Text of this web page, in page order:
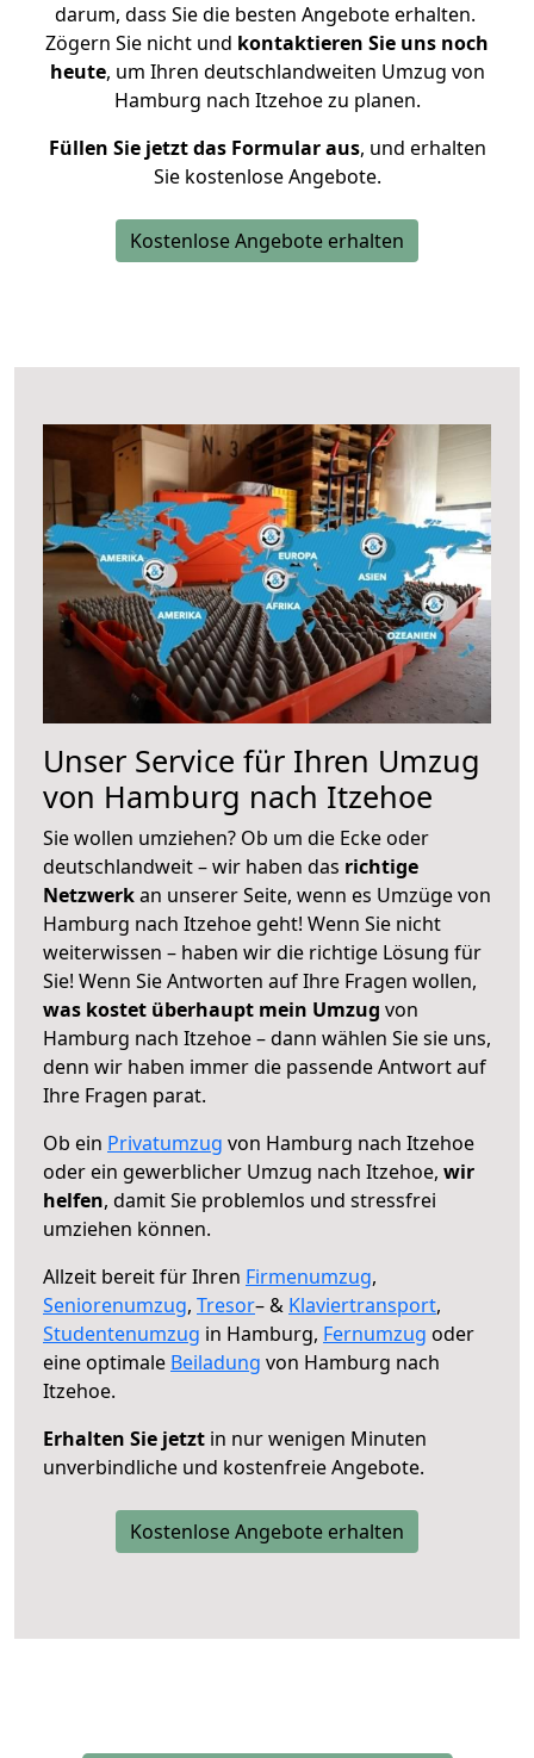
darum, dass Sie die besten Angebote erhalten.
Zögern Sie nicht und kontaktieren Sie uns noch
heute, um Ihren deutschlandweiten Umzug von
Hamburg nach Itzehoe zu planen.
Füllen Sie jetzt das Formular aus, und erhalten
Sie kostenlose Angebote.
Kostenlose Angebote erhalten
Unser Service für Ihren Umzug
von Hamburg nach Itzehoe
Sie wollen umziehen? Ob um die Ecke oder
deutschlandweit – wir haben das richtige
Netzwerkan unserer Seite, wenn es Umzüge von
Hamburg nach Itzehoe geht! Wenn Sie nicht
weiterwissen – haben wir die richtige Lösung für
Sie! Wenn Sie Antworten auf Ihre Fragen wollen,
was kostet überhaupt mein Umzug von
Hamburg nach Itzehoe – dann wählen Sie sie uns,
denn wir haben immer die passende Antwort auf
Ihre Fragen parat.
Ob ein Privatumzug von Hamburg nach Itzehoe
oder ein gewerblicher Umzug nach Itzehoe, wir
helfen, damit Sie problemlos und stressfrei
umziehen können.
Allzeit bereit für Ihren Firmenumzug,
Seniorenumzug, Tresor– & Klaviertransport,
Studentenumzug in Hamburg, Fernumzug oder
eine optimale Beiladung von Hamburg nach
Itzehoe.
Erhalten Sie jetzt in nur wenigen Minuten
unverbindliche und kostenfreie Angebote.
Kostenlose Angebote erhalten